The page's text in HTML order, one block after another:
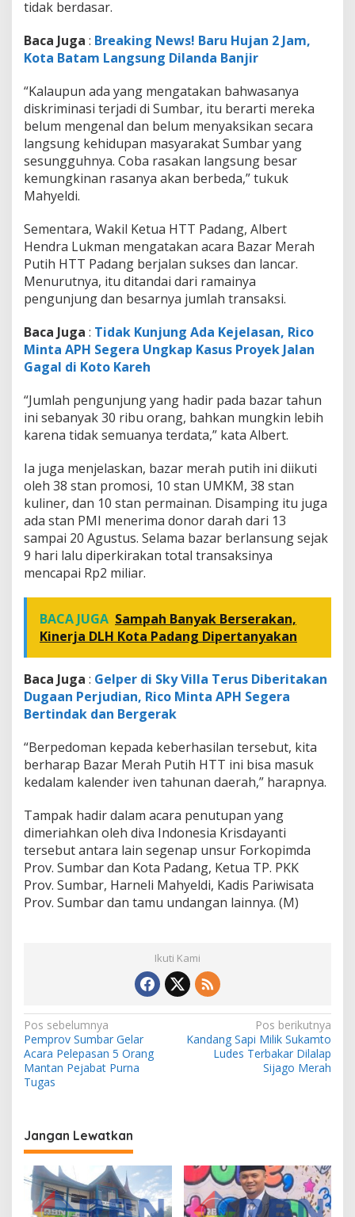
tidak berdasar.
Baca Juga : Breaking News! Baru Hujan 2 Jam,
Kota Batam Langsung Dilanda Banjir
“Kalaupun ada yang mengatakan bahwasanya
diskriminasi terjadi di Sumbar, itu berarti mereka
belum mengenal dan belum menyaksikan secara
langsung kehidupan masyarakat Sumbar yang
sesungguhnya. Coba rasakan langsung besar
kemungkinan rasanya akan berbeda,” tukuk
Mahyeldi.
Sementara, Wakil Ketua HTT Padang, Albert
Hendra Lukman mengatakan acara Bazar Merah
Putih HTT Padang berjalan sukses dan lancar.
Menurutnya, itu ditandai dari ramainya
pengunjung dan besarnya jumlah transaksi.
Baca Juga : Tidak Kunjung Ada Kejelasan, Rico
Minta APH Segera Ungkap Kasus Proyek Jalan
Gagal di Koto Kareh
“Jumlah pengunjung yang hadir pada bazar tahun
ini sebanyak 30 ribu orang, bahkan mungkin lebih
karena tidak semuanya terdata,” kata Albert.
Ia juga menjelaskan, bazar merah putih ini diikuti
oleh 38 stan promosi, 10 stan UMKM, 38 stan
kuliner, dan 10 stan permainan. Disamping itu juga
ada stan PMI menerima donor darah dari 13
sampai 20 Agustus. Selama bazar berlansung sejak
9 hari lalu diperkirakan total transaksinya
mencapai Rp2 miliar.
BACA JUGA Sampah Banyak Berserakan,
Kinerja DLH Kota Padang Dipertanyakan
Baca Juga : Gelper di Sky Villa Terus Diberitakan
Dugaan Perjudian, Rico Minta APH Segera
Bertindak dan Bergerak
“Berpedoman kepada keberhasilan tersebut, kita
berharap Bazar Merah Putih HTT ini bisa masuk
kedalam kalender iven tahunan daerah,” harapnya.
Tampak hadir dalam acara penutupan yang
dimeriahkan oleh diva Indonesia Krisdayanti
tersebut antara lain segenap unsur Forkopimda
Prov. Sumbar dan Kota Padang, Ketua TP. PKK
Prov. Sumbar, Harneli Mahyeldi, Kadis Pariwisata
Prov. Sumbar dan tamu undangan lainnya. (M)
Ikuti Kami
N
a
v
a
s
i
p
Pos sebelumnya
Pemprov Sumbar Gelar
Acara Pelepasan 5 Orang
Mantan Pejabat Purna
Tugas
Pos berikutnya
Kandang Sapi Milik Sukamto
Ludes Terbakar Dilalap
Sijago Merah
Jangan Lewatkan